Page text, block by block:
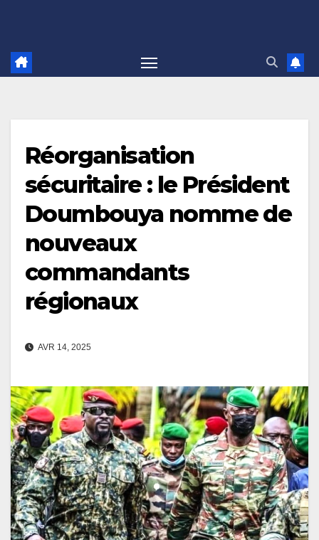
Réorganisation
sécuritaire : le Président
Doumbouya nomme de
nouveaux
commandants
régionaux
AVR 14, 2025